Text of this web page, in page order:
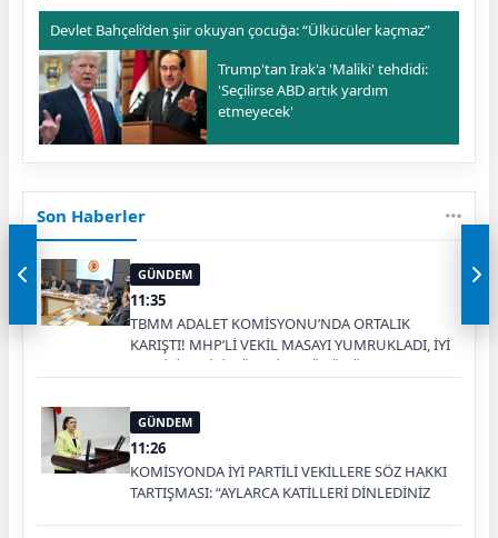
Devlet Bahçeli’den şiir okuyan çocuğa: “Ülkücüler kaçmaz”
Trump'tan Irak'a 'Maliki' tehdidi:
'Seçilirse ABD artık yardım
etmeyecek'
Son Haberler
GÜNDEM
11:35
TBMM ADALET KOMİSYONU’NDA ORTALIK
KARIŞTI! MHP’Lİ VEKİL MASAYI YUMRUKLADI, İYİ
PARTİLİ VEKİLİN ÜZERİNE YÜRÜDÜ
GÜNDEM
11:26
KOMİSYONDA İYİ PARTİLİ VEKİLLERE SÖZ HAKKI
TARTIŞMASI: “AYLARCA KATİLLERİ DİNLEDİNİZ